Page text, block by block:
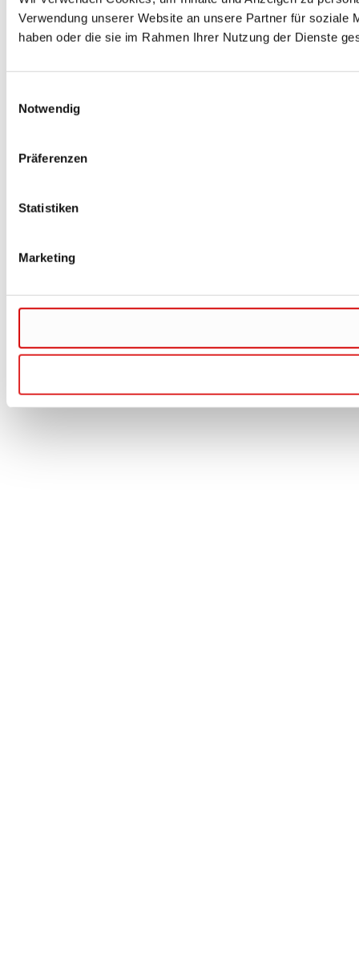
Verwendung unserer Website an unsere Partner für soziale
haben oder die sie im Rahmen Ihrer Nutzung der Dienste
Notwendig
Präferenzen
Statistiken
Marketing